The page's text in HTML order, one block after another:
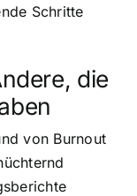
Schritte
die
von Burnout